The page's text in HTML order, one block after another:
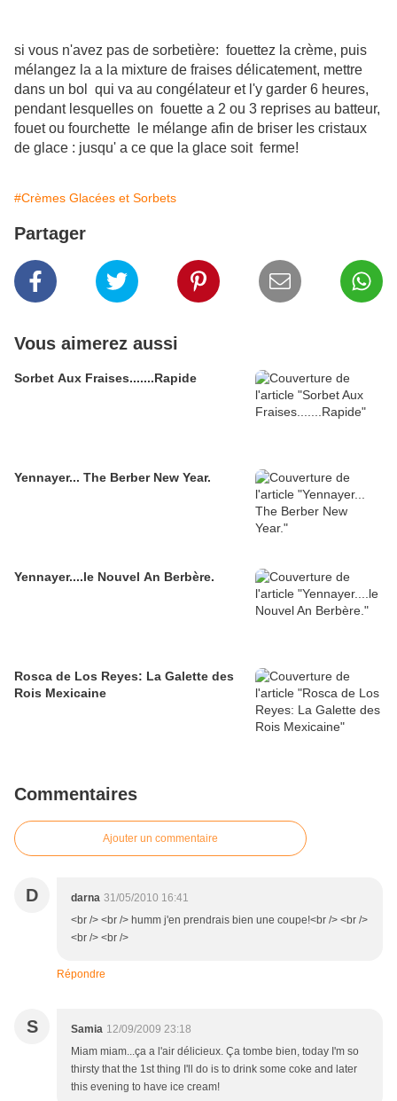
si vous n'avez pas de sorbetière: fouettez la crème, puis
mélangez la a la mixture de fraises délicatement, mettre
dans un bol qui va au congélateur et l'y garder 6 heures,
pendant lesquelles on fouette a 2 ou 3 reprises au batteur,
fouet ou fourchette le mélange afin de briser les cristaux
de glace : jusqu' a ce que la glace soit ferme!
#Crèmes Glacées et Sorbets
Partager
Vous aimerez aussi
Sorbet Aux Fraises.......Rapide
Yennayer... The Berber New Year.
Yennayer....le Nouvel An Berbère.
Rosca de Los Reyes: La Galette des
Rois Mexicaine
Commentaires
Ajouter un commentaire
D darna 31/05/2010 16:41
<br /> <br /> humm j'en prendrais bien une coupe!<br /> <br />
<br /> <br />
Répondre
S Samia 12/09/2009 23:18
Miam miam...ça a l'air délicieux. Ça tombe bien, today I'm so
thirsty that the 1st thing I'll do is to drink some coke and later
this evening to have ice cream!